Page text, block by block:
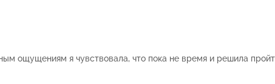
ощущениям я чувствовала, что пока не время и решила